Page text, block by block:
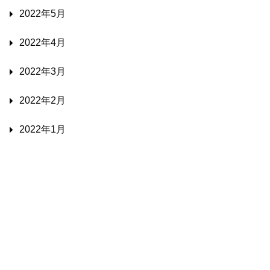
2022年5月
2022年4月
2022年3月
2022年2月
2022年1月